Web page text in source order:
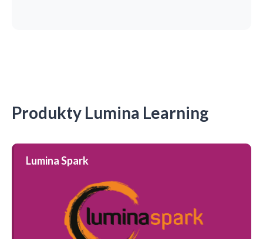
Produkty Lumina Learning
Lumina Spark